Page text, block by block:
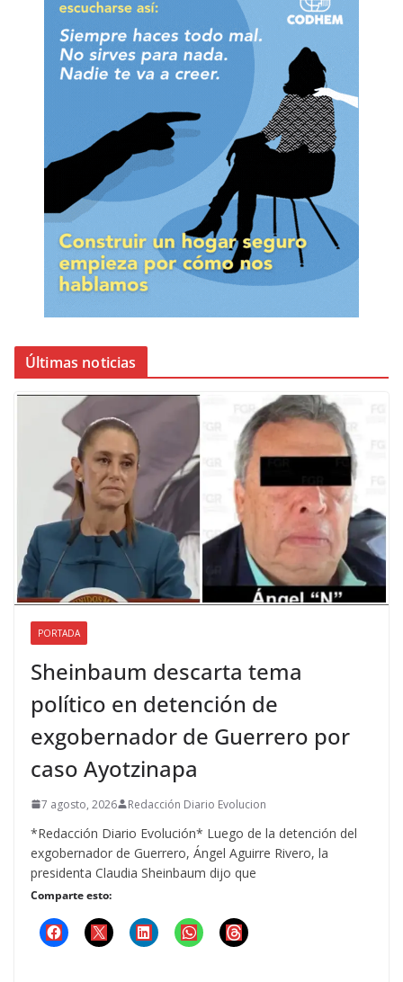
Últimas noticias
PORTADA
Sheinbaum descarta tema
político en detención de
exgobernador de Guerrero por
caso Ayotzinapa
7 agosto, 2026 Redacción Diario Evolucion
*Redacción Diario Evolución* Luego de la detención del
exgobernador de Guerrero, Ángel Aguirre Rivero, la
presidenta Claudia Sheinbaum dijo que
Comparte esto: